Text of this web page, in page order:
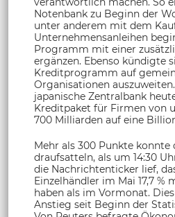
Notenbank zu Beginn der
unter anderem mit dem
Unternehmensanleihen
Programm mit einer
ergänzen. Ebenso kündigte
Kreditprogramm auf
Organisationen
japanische Zentralbank
Kreditpaket für Firmen von
700 Milliarden auf eine
Mehr als 300 Punkte konnte
draufsatteln, als um 14:30
die Nachrichtenticker lief,
Einzelhändler im Mai 17,7
haben als im Vormonat.
Anstieg seit Beginn der